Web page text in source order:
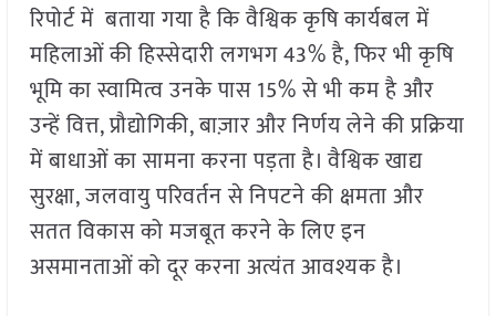
रिपोर्ट में बताया गया है कि वैश्विक कृषि कार्यबल में
महिलाओं की हिस्सेदारी लगभग 43% है, फिर भी कृषि
भूमि का स्वामित्व उनके पास 15% से भी कम है और
उन्हें वित्त, प्रौद्योगिकी, बाज़ार और निर्णय लेने की प्रक्रिया
में बाधाओं का सामना करना पड़ता है। वैश्विक खाद्य
सुरक्षा, जलवायु परिवर्तन से निपटने की क्षमता और
सतत विकास को मजबूत करने के लिए इन
असमानताओं को दूर करना अत्यंत आवश्यक है।